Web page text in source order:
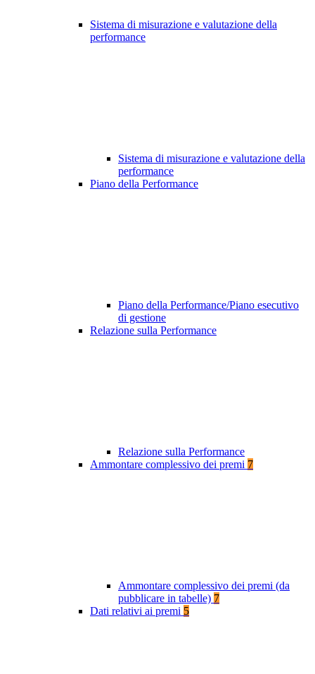
Sistema di misurazione e valutazione della
performance
Sistema di misurazione e valutazione della
performance
Piano della Performance
Piano della Performance/Piano esecutivo
di gestione
Relazione sulla Performance
Relazione sulla Performance
Ammontare complessivo dei premi 7
Ammontare complessivo dei premi (da
pubblicare in tabelle) 7
Dati relativi ai premi 5